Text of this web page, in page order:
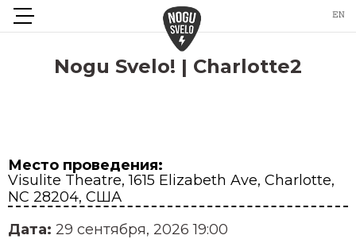
Nogu Svelo! | Charlotte2
Место проведения:
Visulite Theatre, 1615 Elizabeth Ave, Charlotte,
NC 28204, США
Дата: 29 сентября, 2026 19:00